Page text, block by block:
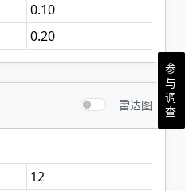
0.10
0.20
雷达图
12
参
与
调
查